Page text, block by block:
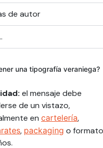
de autor
una tipografía veraniega?
el mensaje debe
de un vistazo,
en cartelería,
, packaging o